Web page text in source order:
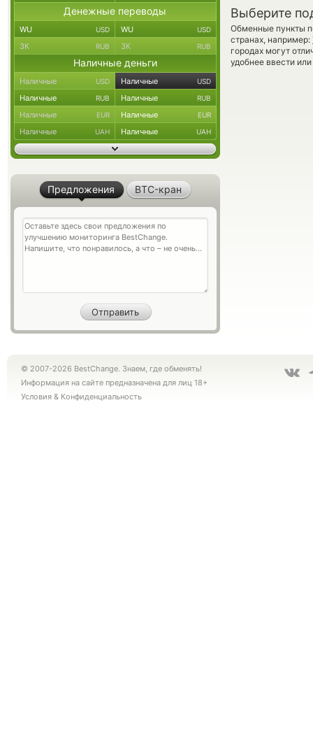
Выберите
Обменные пункты
странах, например:
городах могут
удобнее ввести
Денежные переводы
WU USD WU USD
ЗК RUB ЗК RUB
Наличные деньги
Наличные USD Наличные USD
Наличные RUB Наличные RUB
Наличные EUR Наличные EUR
Наличные UAH Наличные UAH
Предложения BTC-кран
© 2007-2026 BestChange. Знаем, где обменять!
Информация на сайте предназначена для лиц 18+
Условия & Конфиденциальность